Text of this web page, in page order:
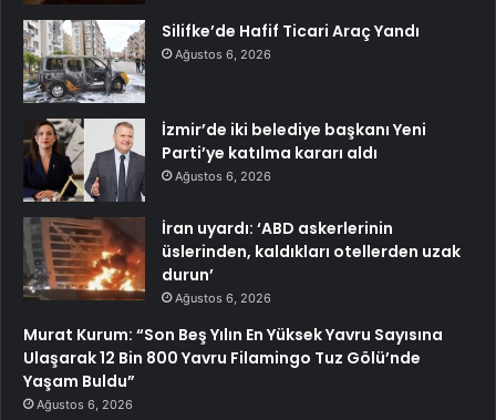
Silifke’de Hafif Ticari Araç Yandı
Ağustos 6, 2026
İzmir’de iki belediye başkanı Yeni
Parti’ye katılma kararı aldı
Ağustos 6, 2026
İran uyardı: ‘ABD askerlerinin
üslerinden, kaldıkları otellerden uzak
durun’
Ağustos 6, 2026
Murat Kurum: “Son Beş Yılın En Yüksek Yavru Sayısına
Ulaşarak 12 Bin 800 Yavru Filamingo Tuz Gölü’nde
Yaşam Buldu”
Ağustos 6, 2026